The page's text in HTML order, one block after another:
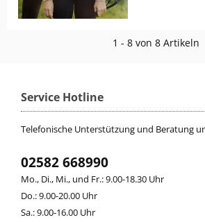
1 - 8 von 8 Artikeln
Service Hotline
Telefonische Unterstützung und Beratung
02582 668990
Mo., Di., Mi., und Fr.: 9.00-18.30 Uhr
Do.: 9.00-20.00 Uhr
Sa.: 9.00-16.00 Uhr